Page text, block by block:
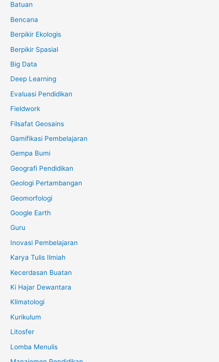
Batuan
Bencana
Berpikir Ekologis
Berpikir Spasial
Big Data
Deep Learning
Evaluasi Pendidikan
Fieldwork
Filsafat Geosains
Gamifikasi Pembelajaran
Gempa Bumi
Geografi Pendidikan
Geologi Pertambangan
Geomorfologi
Google Earth
Guru
Inovasi Pembelajaran
Karya Tulis Ilmiah
Kecerdasan Buatan
Ki Hajar Dewantara
Klimatologi
Kurikulum
Litosfer
Lomba Menulis